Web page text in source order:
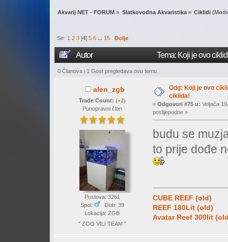
Akvarij NET - FORUM » Slatkovodna Akvaristika» Ciklidi
Str:1 2 3 [4]5 6 ...15 Dolje
Autor Tema: Koji je ovo
0 Članova i 1 Gost pregledava ovu temu.
alen_zgb
Trade Count: (+2)
Punopravni član
Postova: 3261
Spol:
Dob: 39
Lokacija: ZGB
" ZOO VILI TEAM "
Odg: Koji je ovo
ciklida!
« Odgovori #75 u: Veljača
poslijepodne »
budu se
to prije dođe
CUBE REEF (old)
REEF 180Lit (old)
Avatar Reef 300lit